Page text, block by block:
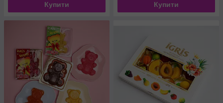
Купити Купити